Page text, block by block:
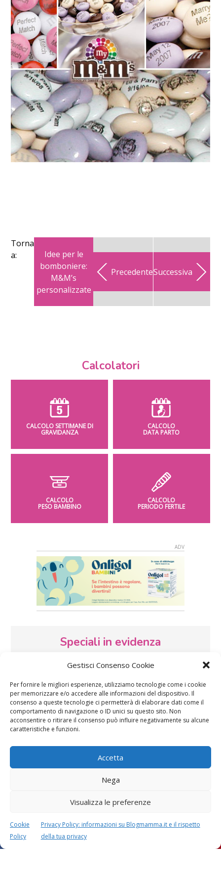
Gestisci Consenso Cookie
Per fornire le migliori esperienze, utilizziamo tecnologie come i cookie
per memorizzare e/o accedere alle informazioni del dispositivo. Il
consenso a queste tecnologie ci permetterà di elaborare dati come il
comportamento di navigazione o ID unici su questo sito. Non
acconsentire o ritirare il consenso può influire negativamente su alcune
caratteristiche e funzioni.
Accetta
Nega
Visualizza le preferenze
Cookie
Policy
Privacy Policy: informazioni su Blogmamma.it e il rispetto
della tua privacy
Torna
a:
Idee per le
bomboniere:
M&M’s
personalizzate
PrecedenteSuccessiva
Calcolatori
CALCOLO SETTIMANE DI
GRAVIDANZA
CALCOLO
DATA PARTO
CALCOLO
PESO BAMBINO
CALCOLO
PERIODO FERTILE
Speciali in evidenza
Vaccini SOS Pediatra
d’auguri, filastrocche